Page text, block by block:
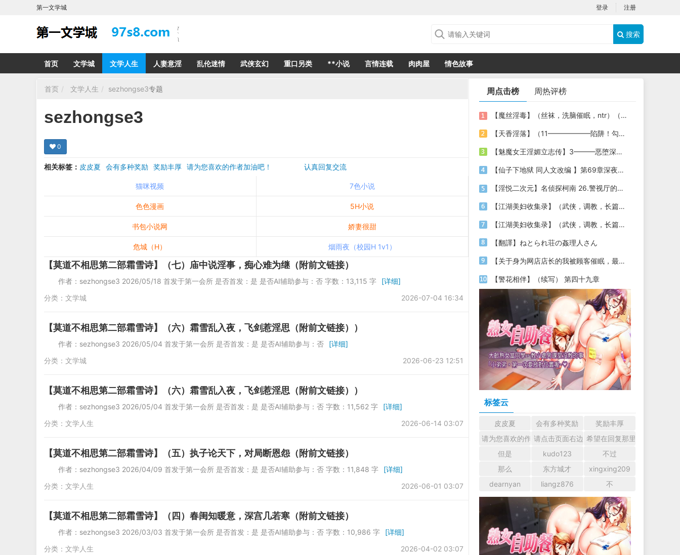
第一文学城 登录 注册
搜索
首页 文学城 文学人生 人妻意淫 乱伦迷情 武侠玄幻 重口另类 **小说 言情连载 肉肉屋 情色故事
首页 文学人生 sezhongse3专题
sezhongse3
0
相关标签： 皮皮夏 会有多种奖励 奖励丰厚 请为您喜欢的作者加油吧！ 认真回复交流
猫咪视频
7色小说
色色漫画 5H小说
书包小说网 娇妻很甜
危城（H） 烟雨夜（校园H 1v1）
【莫道不相思第二部霜雪诗】（七）庙中说淫事，痴心难为继（附前文链接）
作者：sezhongse3 2026/05/18 首发于第一会所 是否首发：是 是否AI辅助参与：否 字数：13,115 字
[详细]
2026-07-04 16:34
分类： 文学城
【莫道不相思第二部霜雪诗】（六）霜雪乱入夜，飞剑惹淫思（附前文链接））
作者：sezhongse3 2026/05/04 首发于第一会所 是否首发：是 是否AI辅助参与：否
[详细]
2026-06-23 12:51
分类： 文学城
【莫道不相思第二部霜雪诗】（六）霜雪乱入夜，飞剑惹淫思（附前文链接））
作者：sezhongse3 2026/05/04 首发于第一会所 是否首发：是 是否AI辅助参与：否 字数：11,562 字
[详细]
2026-06-14 03:07
分类： 文学人生
【莫道不相思第二部霜雪诗】（五）执子论天下，对局断恩怨（附前文链接）
作者：sezhongse3 2026/04/09 首发于第一会所 是否首发：是 是否AI辅助参与：否 字数：11,848 字
[详细]
2026-06-01 03:07
分类： 文学人生
【莫道不相思第二部霜雪诗】（四）春闺知暖意，深宫几若寒（附前文链接）
作者：sezhongse3 2026/03/03 首发于第一会所 是否首发：是 是否AI辅助参与：否 字数：10,986 字
[详细]
2026-04-02 03:07
分类： 文学人生
周点击榜 周热评榜
【魔丝淫毒】（丝袜，洗脑催眠，ntr）（24）（我不想）
【天香淫落】（11——————陷阱！勾结的警局调教（下））
【魅魔女王淫媚立志传】3———恶堕深渊的开端
【仙子下地狱 同人文改编 】第69章深夜窥淫戏 交心与交性(二)(纯爱+各种情趣玩法)
【淫悦二次元】名侦探柯南 26.警视厅的隐藏淫娃
【江湖美妇收集录】（武侠，调教，长篇）（6）（师娘篇）
【江湖美妇收集录】（武侠，调教，长篇）（13）（下山历练篇）
【翻譯】ねとられ荘の姦理人さん
【关于身为网店店长的我被顾客催眠，最终堕落为丝袜发情母狗这件事】（18～20）
【警花相伴】（续写） 第四十九章
标签云
皮皮夏 会有多种奖励
奖励丰厚
请为您喜欢的作者加油吧！ 认真回复交流
请点击页面右边的小手图标支持楼主。
希望在回复那里留下您的
但是
kudo123
不过
那么
东方城才
xingxing209
dearnyan
liangz876 不